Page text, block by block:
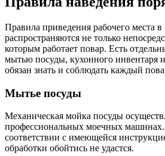
Правила приведения рабочего места в
распространяются не только
которым работает повар. Есть
мытью посуды, кухонного инвентаря
обязан знать и соблюдать каждый
Мытье посуды
Механическая мойка посуды
профессиональных моечных
соответствии с имеющейся
обработки обойтись не удастся.